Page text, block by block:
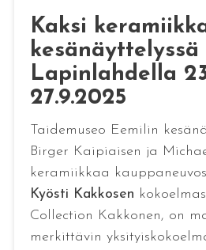
Kaksi
kesänäyttelyssä
Lapinlahdella
27.9.2025
Taidemuseo Eemilin
Birger Kaipiaisen ja
keramiikkaa
Kyösti Kakkosen
Collection Kakkonen, on
merkittävin